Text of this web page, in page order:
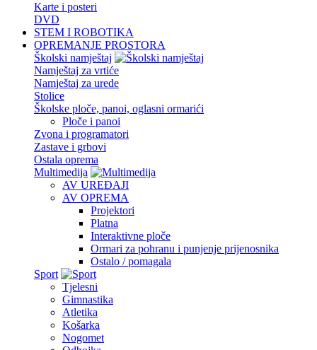
Karte i posteri
DVD
STEM I ROBOTIKA
OPREMANJE PROSTORA
Školski namještaj
Namještaj za vrtiće
Namještaj za urede
Stolice
Školske ploče, panoi, oglasni ormarići
Ploče i panoi
Zvona i programatori
Zastave i grbovi
Ostala oprema
Multimedija
AV UREĐAJI
AV OPREMA
Projektori
Platna
Interaktivne ploče
Ormari za pohranu i punjenje prijenosnika
Ostalo / pomagala
Sport
Tjelesni
Gimnastika
Atletika
Košarka
Nogomet